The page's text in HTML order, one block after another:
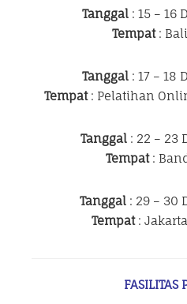
Tanggal: 15 – 16
Tempat:
Tanggal: 17 – 18
Tempat: Pelatihan
Tanggal: 22 – 23
Tempat:
Tanggal : 29 – 30
Tempat:
FASILITAS